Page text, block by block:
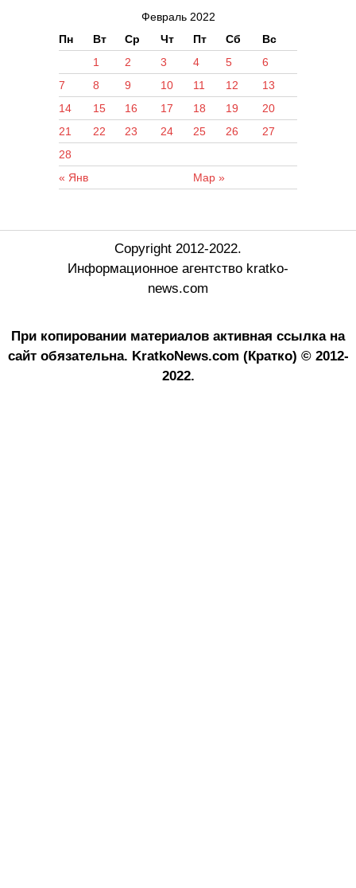
Февраль 2022
Пн
Вт Ср Чт Пт Сб Вс
« Янв Мар »
1 2 3 4 5
6
7
8 9 10 11 12
13
14
15 16 17 18 19
20
21
22 23 24 25 26
27
28
Copyright 2012-2022.
Информационное агентство kratko-
news.com
При копировании материалов активная ссылка на
сайт обязательна. KratkoNews.com (Кратко) © 2012-
2022.